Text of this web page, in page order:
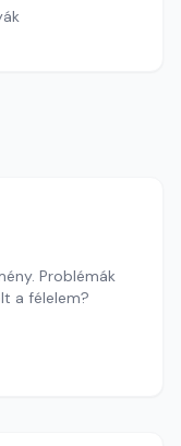
Problémák
a félelem?